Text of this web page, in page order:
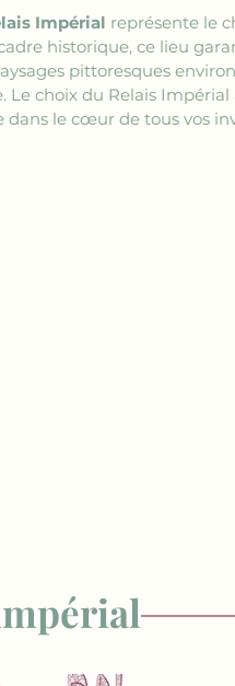
Impérial représente le
historique, ce lieu
pittoresques
choix du Relais
le cœur de tous vos